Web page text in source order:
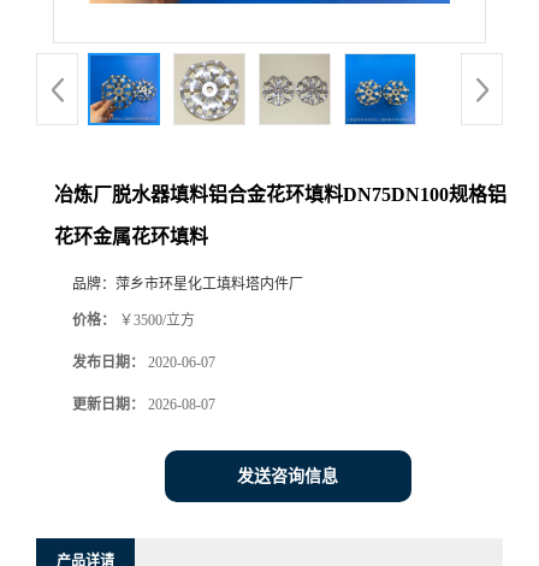
冶炼厂脱水器填料铝合金花环填料DN75DN100规格铝
花环金属花环填料
品牌： 萍乡市环星化工填料塔内件厂
价格： ￥3500/立方
发布日期： 2020-06-07
更新日期： 2026-08-07
发送咨询信息
产品详请